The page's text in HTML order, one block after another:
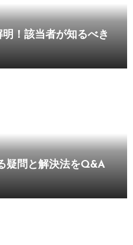
！該当者が知るべき
疑問と解決法をQ&A